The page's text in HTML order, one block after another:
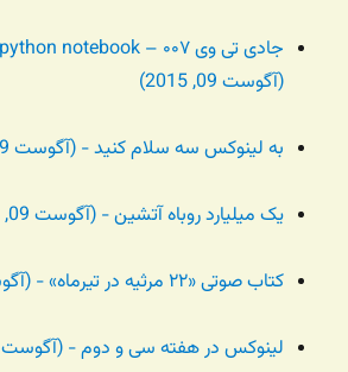
(آگوست 09, 2015)
به لینوکس سه سلام کنید - (آگوست 09, 2011)
یک میلیارد روباه آتشین - (آگوست 09, 2009)
کتاب صوتی «۲۲ مرثیه در تیرماه» - (آگوست 09, 2009)
لینوکس در هفته سی و دوم - (آگوست 09, 2009)